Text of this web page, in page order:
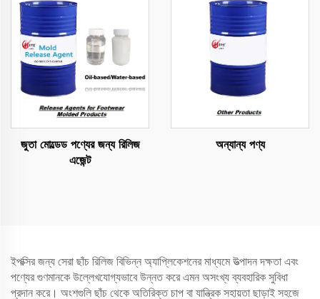
জুতা মোল্ডেড পণ্যের জন্য রিলিজ
এজেন্ট
অন্যান্য পণ্য
ইপক্সির জন্য সেরা ছাঁচ রিলিজ বিভিন্ন অ্যাপ্লিকেশনের মাধ্যমে উত্পাদন দক্ষতা এবং
পণ্যের গুণমানকে উল্লেখযোগ্যভাবে উন্নত করে এমন অসংখ্য ব্যবহারিক সুবিধা
প্রদান করে। অংশগুলি ছাঁচ থেকে অতিরিক্ত চাপ বা যান্ত্রিক সহায়তা ছাড়াই সহজে